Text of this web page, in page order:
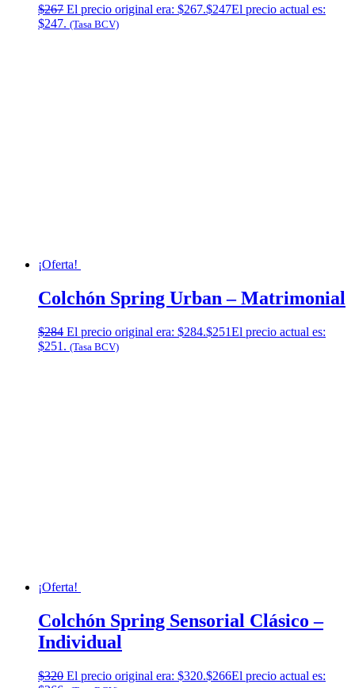
$267 El precio original era: $267.$247El precio actual es:
$247. (Tasa BCV)
¡Oferta!
Colchón Spring Urban – Matrimonial
$284 El precio original era: $284.$251El precio actual es:
$251. (Tasa BCV)
¡Oferta!
Colchón Spring Sensorial Clásico –
Individual
$320 El precio original era: $320.$266El precio actual es: